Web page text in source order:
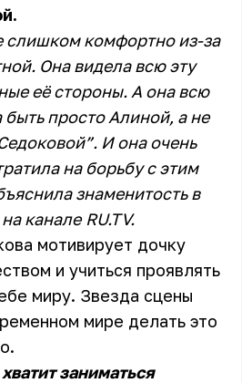
слишком комфортно из-за
Она видела всю эту
её стороны. А она всю
просто Алиной, а не
И она очень
на борьбу с этим
знаменитость в
канале RU.TV.
мотивирует дочку
и учиться проявлять
миру. Звезда сцены
мире делать это
заниматься